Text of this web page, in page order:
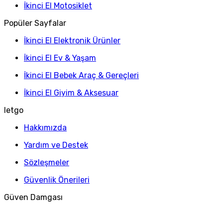
İkinci El Motosiklet
Popüler Sayfalar
İkinci El Elektronik Ürünler
İkinci El Ev & Yaşam
İkinci El Bebek Araç & Gereçleri
İkinci El Giyim & Aksesuar
letgo
Hakkımızda
Yardım ve Destek
Sözleşmeler
Güvenlik Önerileri
Güven Damgası